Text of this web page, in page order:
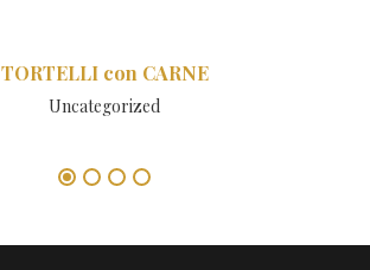
TORTELLI con CARNE
Uncategorized